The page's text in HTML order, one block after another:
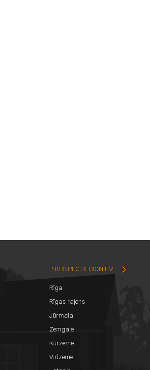
PIRTIS PĒC REĢIONIEM
Rīga
Rīgas rajons
Jūrmala
Zemgale
Kurzeme
Vidzeme